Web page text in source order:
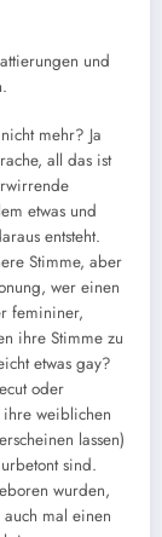
und
mehr? Ja
all das ist
etwas und
entsteht.
Stimme, aber
wer einen
femininer,
ihre Stimme zu
etwas gay?
oder
weiblichen
lassen)
sind.
wurden,
mal einen